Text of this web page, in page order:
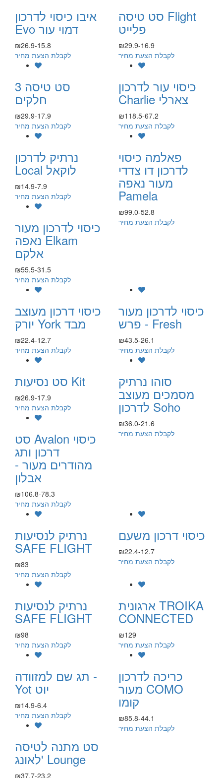
סט טיסה Flight
פלייט
₪29.9-16.9
לקבלת הצעת מחיר
איבו כיסוי לדרכון
Evo דמוי עור
₪26.9-15.8
לקבלת הצעת מחיר
כיסוי עור לדרכון
Charlie צארלי
₪118.5-67.2
לקבלת הצעת מחיר
סט טיסה 3
חלקים
₪29.9-17.9
לקבלת הצעת מחיר
פאלמה כיסוי
לדרכון דו צדדי
מעור נאפה
Pamela
₪99.0-52.8
לקבלת הצעת מחיר
נרתיק לדרכון
Local לוקאל
₪14.9-7.9
לקבלת הצעת מחיר
כיסוי לדרכון מעור
נאפה Elkam
אלקם
₪55.5-31.5
לקבלת הצעת מחיר
כיסוי לדרכון מעור
- פרש Fresh
₪43.5-26.1
לקבלת הצעת מחיר
כיסוי דרכון מעוצב
יורק York מבד
₪22.4-12.7
לקבלת הצעת מחיר
סוהו נרתיק
מסמכים מעוצב
לדרכון Soho
₪36.0-21.6
לקבלת הצעת מחיר
סט נסיעות Kit
₪26.9-17.9
לקבלת הצעת מחיר
סט Avalon כיסוי
דרכון ותג
מהודרים מעור -
אבלון
₪106.8-78.3
לקבלת הצעת מחיר
כיסוי דרכון משעם
₪22.4-12.7
לקבלת הצעת מחיר
נרתיק לנסיעות
SAFE FLIGHT
₪83
לקבלת הצעת מחיר
ארגונית TROIKA
CONNECTED
₪129
לקבלת הצעת מחיר
נרתיק לנסיעות
SAFE FLIGHT
₪98
לקבלת הצעת מחיר
כריכה לדרכון
מעור COMO
קומו
₪85.8-44.1
לקבלת הצעת מחיר
תג שם למזוודה -
Yot יוט
₪14.9-6.4
לקבלת הצעת מחיר
סט מתנה לטיסה
לאונג' Lounge
₪37.7-23.2